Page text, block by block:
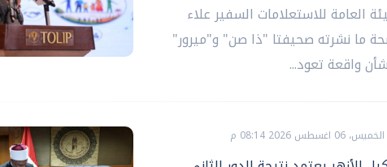
العامة للاستعلامات السفير علاء
ما نشرته صحيفتا "ذا صن" و"ميرور"
واقعة تعود...
الخميس، 06 اغسطس 2026 08:14 م